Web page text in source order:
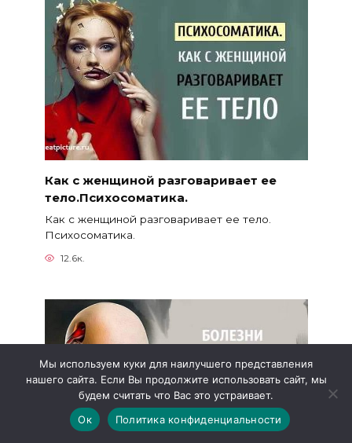
Как с женщиной разговаривает ее
тело.Психосоматика.
Как с женщиной разговаривает ее тело.
Психосоматика.
12.6к.
Мы используем куки для наилучшего представления
нашего сайта. Если Вы продолжите использовать сайт, мы
будем считать что Вас это устраивает.
Ок
Политика конфиденциальности